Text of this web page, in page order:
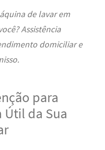
de lavar em
Assistência
domiciliar e
para
Útil da Sua